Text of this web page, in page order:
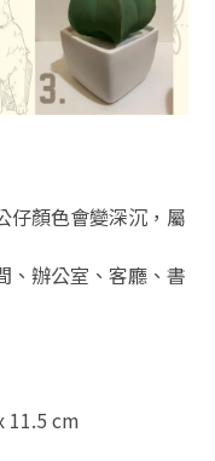
仔顏色會變深沉，屬
、辦公室、客廳、書
11.5 cm